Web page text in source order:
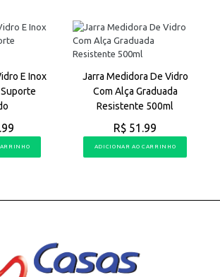
E Inox
Jarra Medidora De Vidro
Com Alça Graduada
Resistente 500ml
R$ 51.99
ADICIONAR AO CARRINHO